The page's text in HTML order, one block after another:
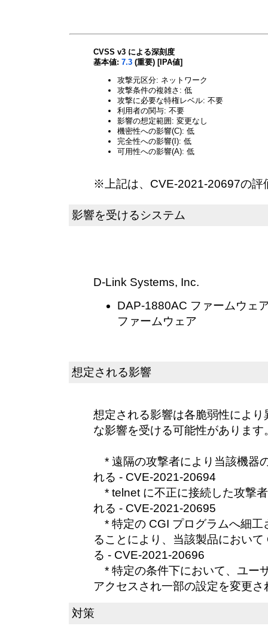
CVSS v3 による深刻度
基本値: 7.3 (重要) [IPA値]
攻撃元区分: ネットワーク
攻撃条件の複雑さ: 低
攻撃に必要な特権レベル: 不要
利用者の関与: 不要
影響の想定範囲: 変更なし
機密性への影響(C): 低
完全性への影響(I): 低
可用性への影響(A): 低
※上記は、CVE-2021-20697の評
影響を受けるシステム
D-Link Systems, Inc.
DAP-1880AC ファームウェ
ファームウェア
想定される影響
想定される影響は各脆弱性によ
な影響を受ける可能性があります
* 遠隔の攻撃者により当該機器
れる - CVE-2021-20694
* telnet に不正に接続した攻撃
れる - CVE-2021-20695
* 特定の CGI プログラムへ細工
ることにより、当該製品におい
る - CVE-2021-20696
* 特定の条件下において、ユー
アクセスされ一部の設定を変更
対策